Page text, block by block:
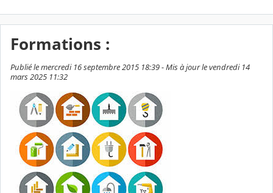
Formations :
Publié le mercredi 16 septembre 2015 18:39 - Mis à jour le vendredi 14
mars 2025 11:32